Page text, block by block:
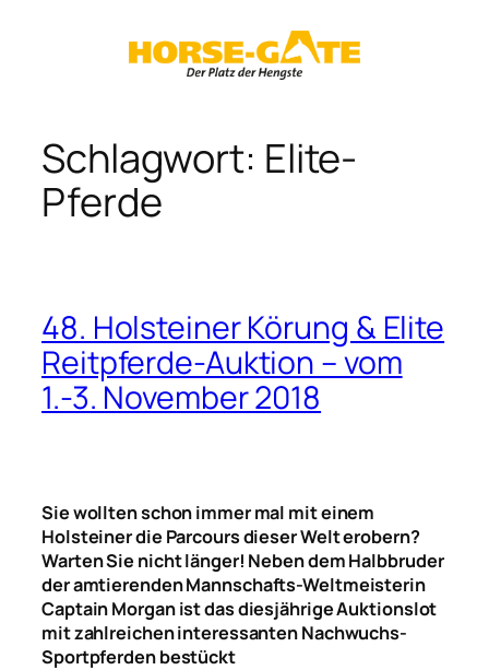
Schlagwort: Elite-
Pferde
48. Holsteiner Körung & Elite
Reitpferde-Auktion – vom
1.-3. November 2018
Sie wollten schon immer mal mit einem
Holsteiner die Parcours dieser Welt erobern?
Warten Sie nicht länger! Neben dem Halbbruder
der amtierenden Mannschafts-Weltmeisterin
Captain Morgan ist das diesjährige Auktionslot
mit zahlreichen interessanten Nachwuchs-
Sportpferden bestückt